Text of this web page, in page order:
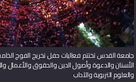
جامعة القدس تختتم فعاليات حفل تخريج الفوج
الأسنان والدعوة وأصول الدين والحقوق والأعمال
والعلوم التربوية والآداب